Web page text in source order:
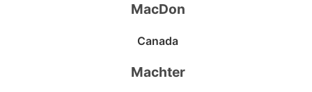
MacDon
Canada
Machter